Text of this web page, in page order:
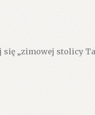
„zimowej stolicy